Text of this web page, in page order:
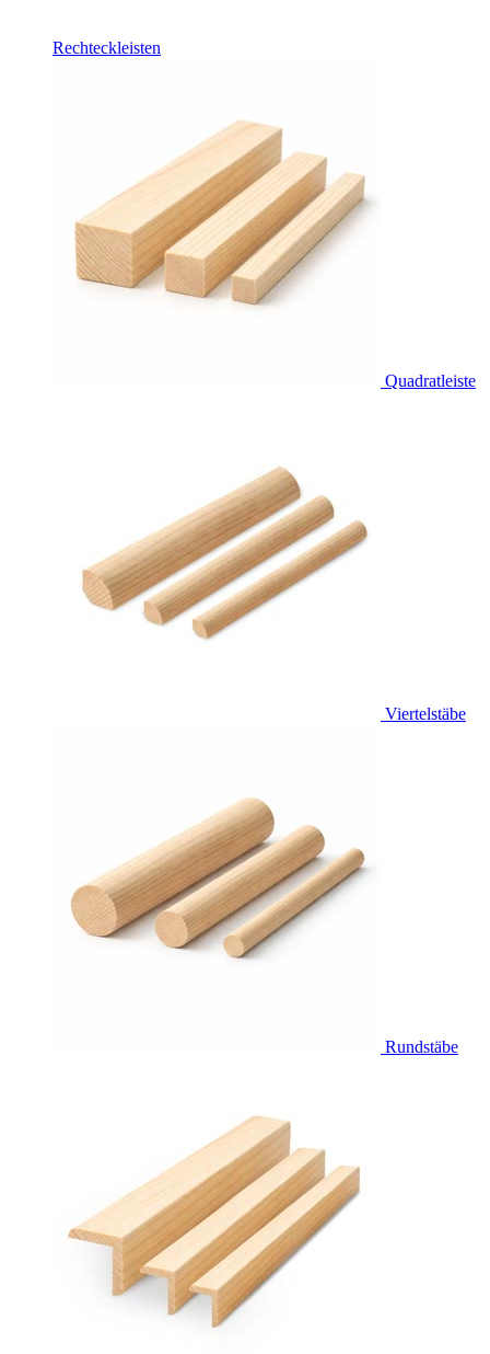
Rechteckleisten
Quadratleiste
Viertelstäbe
Rundstäbe